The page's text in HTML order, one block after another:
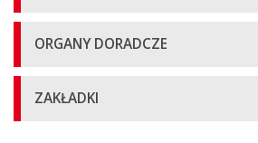
ORGANY DORADCZE
ZAKŁADKI